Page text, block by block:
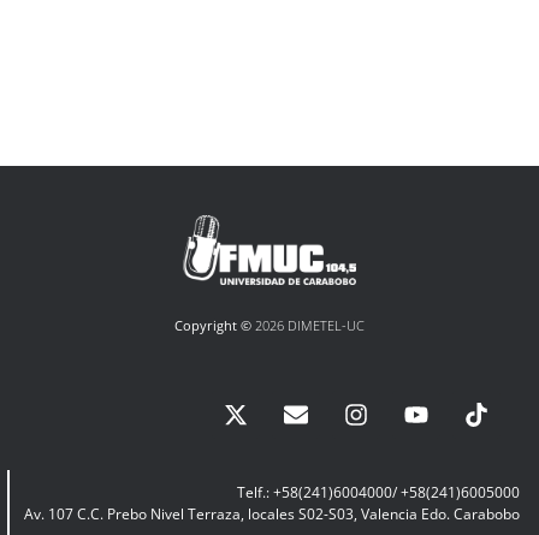
Copyright © 2026 DIMETEL-UC
Telf.: +58(241)6004000/ +58(241)6005000
Av. 107 C.C. Prebo Nivel Terraza, locales S02-S03, Valencia Edo. Carabobo